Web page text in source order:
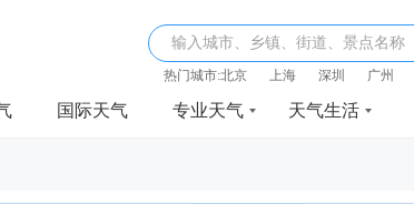
输入城市、乡镇、街道、景点名称
热门城市:北京 上海 深圳 广州
国际天气 专业天气 天气生活